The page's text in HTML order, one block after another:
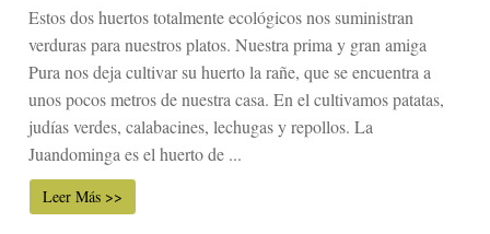
Estos dos huertos totalmente ecológicos nos suministran
verduras para nuestros platos. Nuestra prima y gran amiga
Pura nos deja cultivar su huerto la rañe, que se encuentra a
unos pocos metros de nuestra casa. En el cultivamos patatas,
judías verdes, calabacines, lechugas y repollos. La
Juandominga es el huerto de ...
Leer Más >>